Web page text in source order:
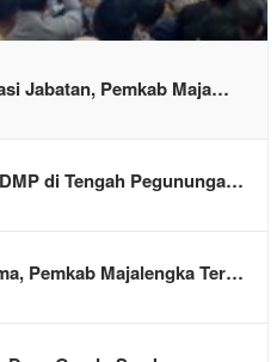
Jabatan, Pemkab Maja…
di Tengah Pegununga…
Pemkab Majalengka Ter…